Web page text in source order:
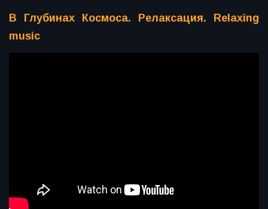
В Глубинах Космоса. Релаксация. Relaxing
music